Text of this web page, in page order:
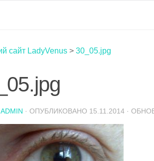
сайт LadyVenus > 30_05.jpg
ADMIN · ОПУБЛИКОВАНО 15.11.2014 ·